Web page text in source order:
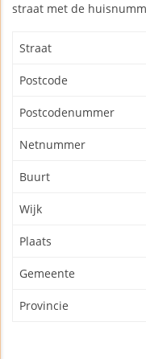
straat met de
Straat
Postcode
Postcodenummer
Netnummer
Buurt
Wijk
Plaats
Gemeente
Provincie